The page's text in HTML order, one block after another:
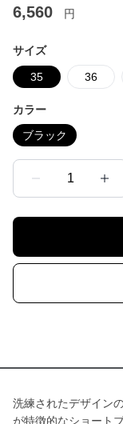
6,560 円
サイズ
35 36
カラー
ブラック
1
洗練されたデザイン
が特徴的なショート